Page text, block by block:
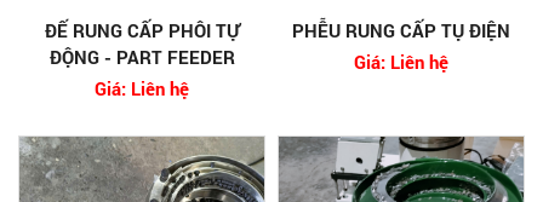
ĐẾ RUNG CẤP PHÔI TỰ
ĐỘNG - PART FEEDER
Giá: Liên hệ
PHỄU RUNG CẤP TỤ ĐIỆN
Giá: Liên hệ